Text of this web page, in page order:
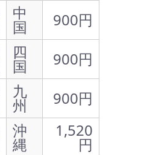
中
国
900円
四
国
900円
九
州
900円
沖
縄
1,520
円